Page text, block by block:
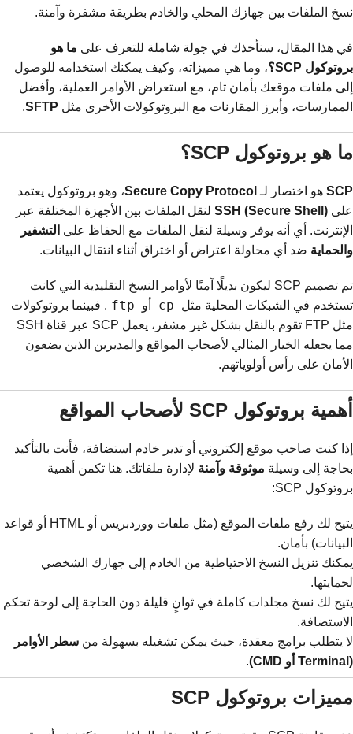
نسخ الملفات بين جهازك المحلي والخادم بطريقة مشفرة وآمنة.
في هذا المقال، سنأخذك في جولة شاملة للتعرف على ما هو
بروتوكول SCP؟
، وما هي مميزاته، وكيف يمكنك استخدامه للوصول
إلى ملفات موقعك بأمان تام، مع استعراض الأوامر العملية، وأفضل
الممارسات، وأبرز المقارنات مع البروتوكولات الأخرى مثل SFTP
.
ما هو بروتوكول SCP؟
SCP هو اختصار لـ Secure Copy Protocol، وهو بروتوكول يعتمد
على SSH (Secure Shell) لنقل الملفات بين الأجهزة المختلفة عبر
الإنترنت. أي أنه يوفر وسيلة لنقل الملفات مع الحفاظ على التشفير
والحماية ضد أي محاولة اعتراض أو اختراق أثناء انتقال البيانات.
تم تصميم SCP ليكون بديلًا آمنًا لأوامر النسخ التقليدية التي كانت
تستخدم في الشبكات المحلية مثل
cp أو ftp . فبينما بروتوكولات
مثل FTP تقوم بالنقل بشكل غير مشفر، يعمل SCP عبر قناة SSH
مما يجعله الخيار المثالي لأصحاب المواقع والمديرين الذين يضعون
الأمان على رأس أولوياتهم.
أهمية بروتوكول SCP لأصحاب المواقع
إذا كنت صاحب موقع إلكتروني أو تدير خادم استضافة، فأنت بالتأكيد
بحاجة إلى وسيلة موثوقة وآمنة لإدارة ملفاتك. هنا تكمن أهمية
بروتوكول SCP:
يتيح لك رفع ملفات الموقع (مثل ملفات ووردبريس أو HTML أو قواعد
البيانات) بأمان.
يمكنك تنزيل النسخ الاحتياطية من الخادم إلى جهازك الشخصي
لحمايتها.
يتيح لك نسخ مجلدات كاملة في ثوانٍ قليلة دون الحاجة إلى لوحة تحكم
الاستضافة.
لا يتطلب برامج معقدة، حيث يمكن تشغيله بسهولة من سطر الأوامر
(Terminal أو CMD)
.
مميزات بروتوكول SCP